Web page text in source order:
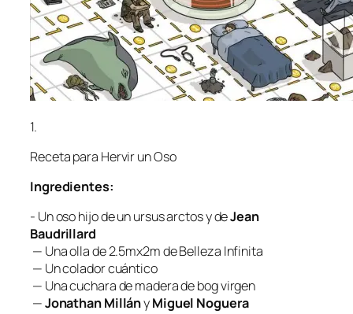
1.
Receta pa­ra Hervir un Oso
Ingredientes:
- Un oso hi­jo de unur­sus ar­ctosy deJean
Baudrillard
— Una olla de 2.5mx2m deBelleza Infinita
— Un co­la­dor cuántico
— Una cu­cha­ra de ma­de­ra de bog virgen
—Jonathan MillányMiguel Noguera